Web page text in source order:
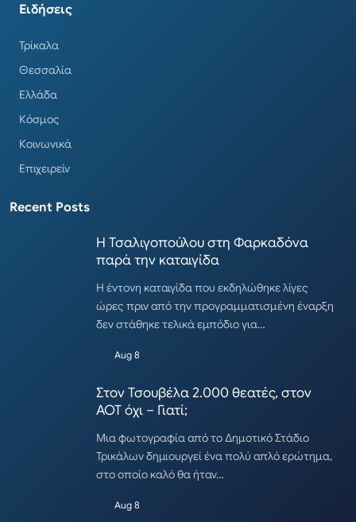
Ειδήσεις
Τρίκαλα
Θεσσαλία
Ελλάδα
Κόσμος
Κοινωνικά
Επιχειρείν
Recent Posts
Η Τσαλιγοπούλου στη Φαρκαδόνα
παρά την καταιγίδα
Η έντονη καταιγίδα που εκδηλώθηκε λίγες
ώρες πριν από την προγραμματισμένη έναρξη
δεν στάθηκε τελικά εμπόδιο για…
Aug 8
Στον Τσουβέλα 2.000 θεατές, στον
ΑΟΤ όχι – Γιατί;
Μια φωτογραφία από το Δημοτικό Στάδιο
Τρικάλων δημιουργεί ένα πολύ απλό ερώτημα,
στο οποίο καλό θα ήταν…
Aug 8